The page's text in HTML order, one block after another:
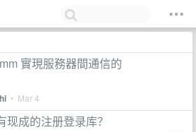
實現服務器間通信的
• Mar 4
成的注册登录库？